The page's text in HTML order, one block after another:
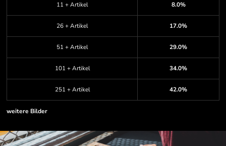
11 + Artikel 8.0%
26 + Artikel 17.0%
51 + Artikel 29.0%
101 + Artikel 34.0%
251 + Artikel 42.0%
weitere Bilder